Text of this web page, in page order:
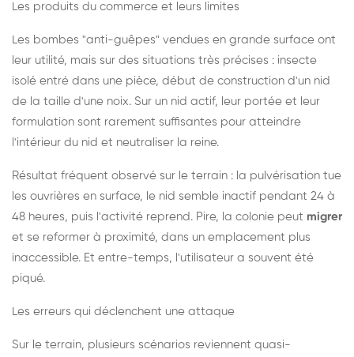
Les produits du commerce et leurs limites
Les bombes "anti-guêpes" vendues en grande surface ont
leur utilité, mais sur des situations très précises : insecte
isolé entré dans une pièce, début de construction d'un nid
de la taille d'une noix. Sur un nid actif, leur portée et leur
formulation sont rarement suffisantes pour atteindre
l'intérieur du nid et neutraliser la reine.
Résultat fréquent observé sur le terrain : la pulvérisation tue
les ouvrières en surface, le nid semble inactif pendant 24 à
48 heures, puis l'activité reprend. Pire, la colonie peut migrer
et se reformer à proximité, dans un emplacement plus
inaccessible. Et entre-temps, l'utilisateur a souvent été
piqué.
Les erreurs qui déclenchent une attaque
Sur le terrain, plusieurs scénarios reviennent quasi-